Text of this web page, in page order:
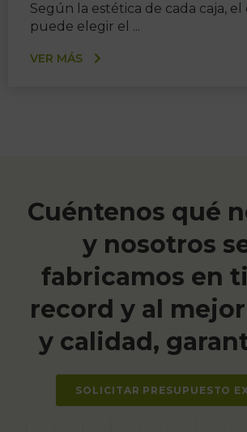
Según la estética de cada caja,
puede elegir el ...
VER MÁS
Cuéntenos qué
y nosotros
fabricamos en
record y al
y calidad,
SOLICITAR PRESUPUESTO